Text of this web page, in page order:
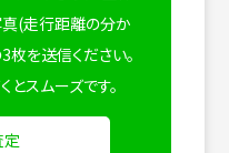
真(走行距離の分か
を送信ください。
スムーズです。
定